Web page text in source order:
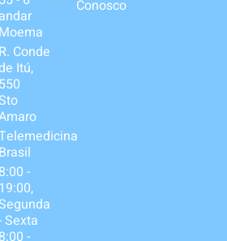
andar
Moema
R. Conde
Itú,
550
Brasil
8:00 -
19:00,
Sexta
8:00 -
Conosco